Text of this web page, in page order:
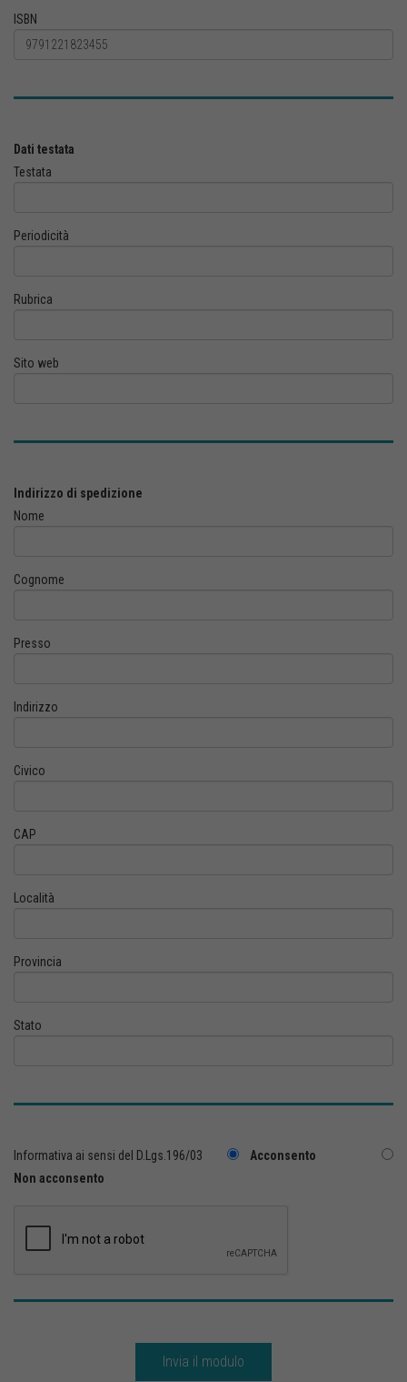
ISBN
Dati testata
Testata
Periodicità
Rubrica
Sito web
Indirizzo di spedizione
Nome
Cognome
Presso
Indirizzo
Civico
CAP
Località
Provincia
Stato
Informativa ai sensi del D.Lgs.196/03
Acconsento
Non acconsento
Invia il modulo